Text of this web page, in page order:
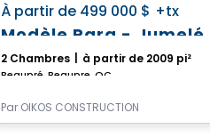
À partir de 499 000 $ +tx
Modèle Para - Jumelé
2 Chambres à partir de 2009 pi²
Beaupré, Beaupre, QC
Par OIKOS CONSTRUCTION